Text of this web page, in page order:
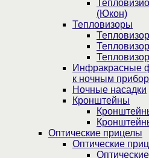
(Юкон)
Тепловизоры
Инфракрасные
к ночным
Ночные насадки
Кронштейны
Оптические прицелы
Оптические